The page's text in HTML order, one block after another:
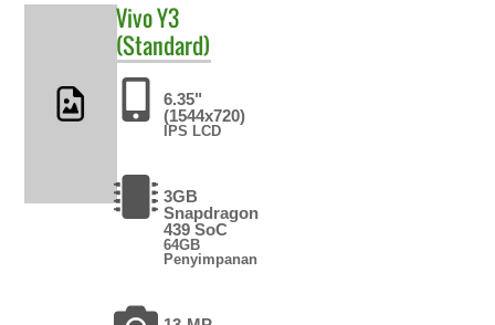
VivoY3
(Standard)
6.35"
(1544x720)
IPS LCD
3GB
Snapdragon
439 SoC
64GB
Penyimpanan